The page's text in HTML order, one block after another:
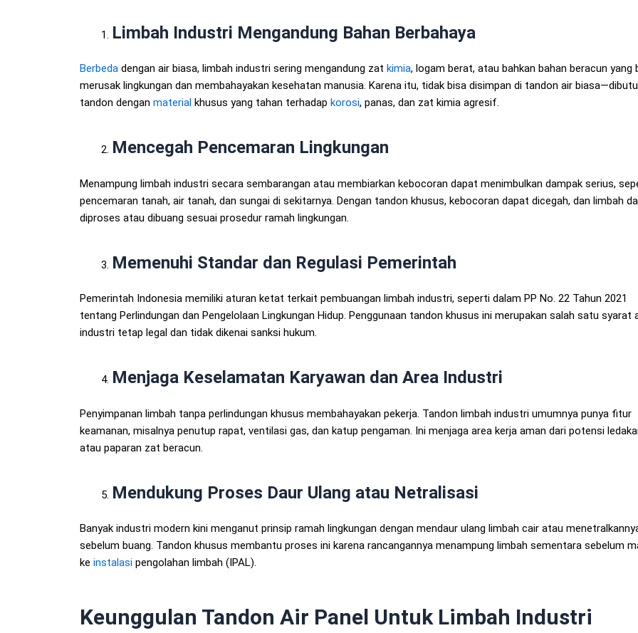
Limbah Industri Mengandung Bahan Berbahaya
Berbeda dengan air biasa, limbah industri sering mengandung zat kimia, logam berat, atau bahkan bahan beracun yang
merusak lingkungan dan membahayakan kesehatan manusia. Karena itu, tidak bisa disimpan di tandon air
tandon dengan material khusus yang tahan terhadap korosi, panas, dan zat kimia agresif.
Mencegah Pencemaran Lingkungan
Menampung limbah industri secara sembarangan atau membiarkan kebocoran dapat menimbulkan dampak serius,
pencemaran tanah, air tanah, dan sungai di sekitarnya. Dengan tandon khusus, kebocoran dapat dicegah, dan limbah
diproses atau dibuang sesuai prosedur ramah lingkungan.
Memenuhi Standar dan Regulasi Pemerintah
Pemerintah Indonesia memiliki aturan ketat terkait pembuangan limbah industri, seperti dalam PP No. 22 Tahun 2021
tentang Perlindungan dan Pengelolaan Lingkungan Hidup. Penggunaan tandon khusus ini merupakan salah satu syarat
industri tetap legal dan tidak dikenai sanksi hukum.
Menjaga Keselamatan Karyawan dan Area Industri
Penyimpanan limbah tanpa perlindungan khusus membahayakan pekerja. Tandon limbah industri umumnya punya fitur
keamanan, misalnya penutup rapat, ventilasi gas, dan katup pengaman. Ini menjaga area kerja aman dari potensi
atau paparan zat beracun.
Mendukung Proses Daur Ulang atau Netralisasi
Banyak industri modern kini menganut prinsip ramah lingkungan dengan mendaur ulang limbah cair atau
sebelum buang. Tandon khusus membantu proses ini karena rancangannya menampung limbah sementara sebelum
ke instalasi pengolahan limbah (IPAL).
Keunggulan Tandon Air Panel Untuk Limbah Industri